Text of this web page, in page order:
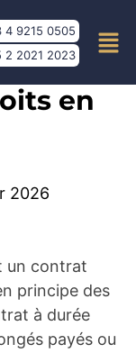
4 9215 0505
2 2021 2023
en
2026
un contrat
principe des
à durée
payés ou